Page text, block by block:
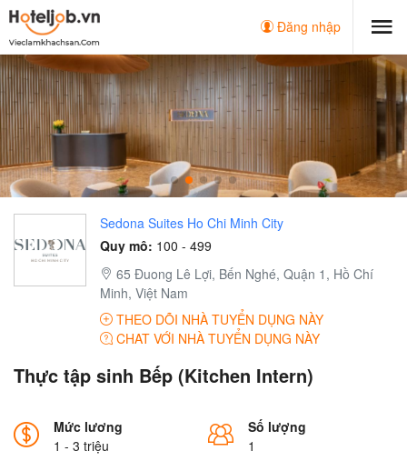
Đăng nhập
Sedona Suites Ho Chi Minh City
Quy mô: 100 - 499
65 Đuong Lê Lợi, Bến Nghé, Quận 1, Hồ Chí
Minh, Việt Nam
THEO DÕI NHÀ TUYỂN DỤNG NÀY
CHAT VỚI NHÀ TUYỂN DỤNG NÀY
Thực tập sinh Bếp (Kitchen Intern)
Mức lương
1 - 3 triệu
Số lượng
1